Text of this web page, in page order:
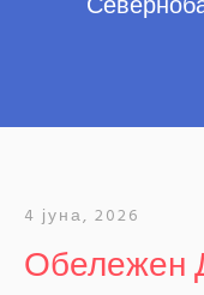
4 јуна, 2026
Обележен